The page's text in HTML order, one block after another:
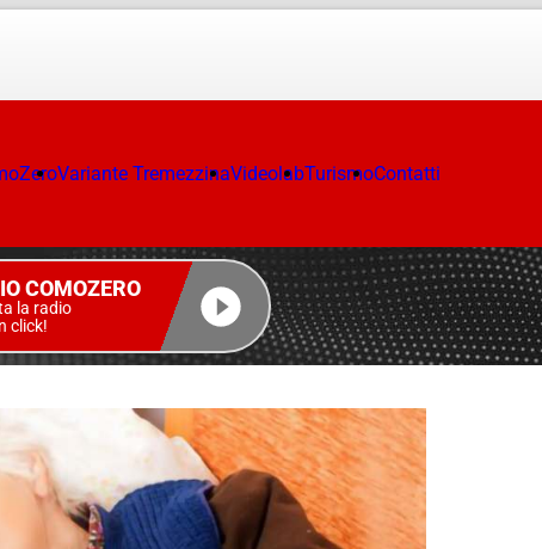
Variante TremezzinaVideolabTurismoContatti
COMOZERO
la radio
click!